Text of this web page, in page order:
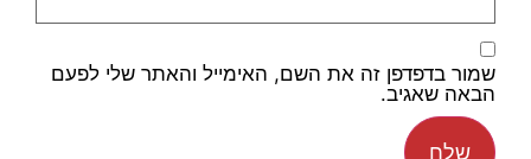
שמור בדפדפן זה את השם, האימייל והאתר שלי לפעם
הבאה שאגיב.